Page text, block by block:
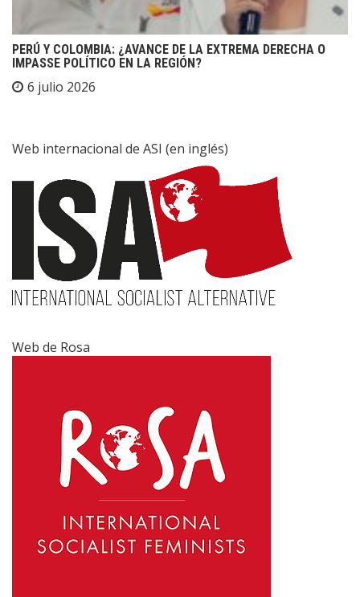
PERÚ Y COLOMBIA: ¿AVANCE DE LA EXTREMA DERECHA O
IMPASSE POLÍTICO EN LA REGIÓN?
6 julio 2026
Web internacional de ASI (en inglés)
Web de Rosa